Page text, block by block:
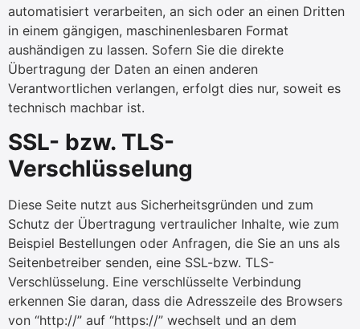
automatisiert verarbeiten, an sich oder an einen Dritten
in einem gängigen, maschinenlesbaren Format
aushändigen zu lassen. Sofern Sie die direkte
Übertragung der Daten an einen anderen
Verantwortlichen verlangen, erfolgt dies nur, soweit es
technisch machbar ist.
SSL- bzw. TLS-
Verschlüsselung
Diese Seite nutzt aus Sicherheitsgründen und zum
Schutz der Übertragung vertraulicher Inhalte, wie zum
Beispiel Bestellungen oder Anfragen, die Sie an uns als
Seitenbetreiber senden, eine SSL-bzw. TLS-
Verschlüsselung. Eine verschlüsselte Verbindung
erkennen Sie daran, dass die Adresszeile des Browsers
von “http://” auf “https://” wechselt und an dem